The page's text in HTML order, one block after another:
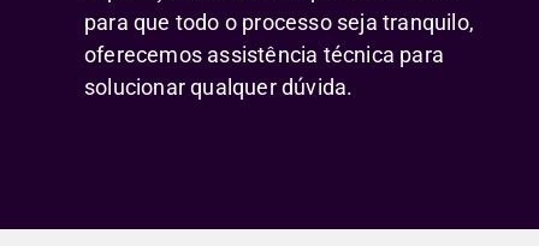
para que todo o processo seja tranquilo,
oferecemos assistência técnica para
solucionar qualquer dúvida.